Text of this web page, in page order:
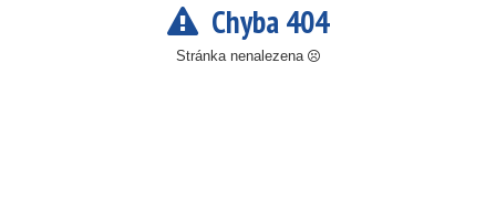
Chyba 404
Stránka nenalezena